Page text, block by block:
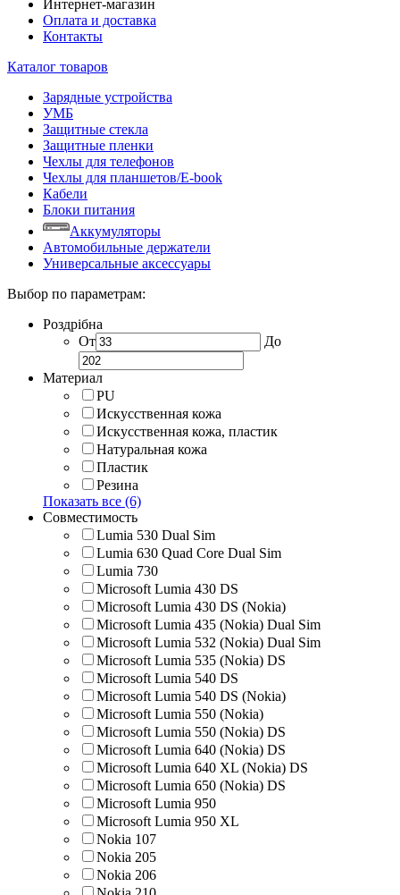
Интернет-магазин
Оплата и доставка
Контакты
Каталог товаров
Зарядные устройства
УМБ
Защитные стекла
Защитные пленки
Чехлы для телефонов
Чехлы для планшетов/E-book
Кабели
Блоки питания
Аккумуляторы
Автомобильные держатели
Универсальные аксессуары
Выбор по параметрам:
Роздрібна
От
До
Материал
PU
Искусственная кожа
Искусственная кожа, пластик
Натуральная кожа
Пластик
Резина
Показать все (6)
Совместимость
Lumia 530 Dual Sim
Lumia 630 Quad Core Dual Sim
Lumia 730
Microsoft Lumia 430 DS
Microsoft Lumia 430 DS (Nokia)
Microsoft Lumia 435 (Nokia) Dual Sim
Microsoft Lumia 532 (Nokia) Dual Sim
Microsoft Lumia 535 (Nokia) DS
Microsoft Lumia 540 DS
Microsoft Lumia 540 DS (Nokia)
Microsoft Lumia 550 (Nokia)
Microsoft Lumia 550 (Nokia) DS
Microsoft Lumia 640 (Nokia) DS
Microsoft Lumia 640 XL (Nokia) DS
Microsoft Lumia 650 (Nokia) DS
Microsoft Lumia 950
Microsoft Lumia 950 XL
Nokia 107
Nokia 205
Nokia 206